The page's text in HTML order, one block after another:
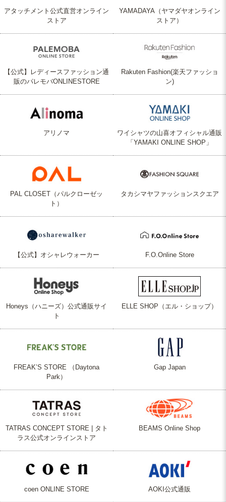
アタッチメント公式直営オンライン
ストア
YAMADAYA（ヤマダヤオンライン
ストア）
【公式】レディースファッション通
販のパレモバONLINESTORE
Rakuten Fashion(楽天ファッショ
ン)
アリノマ
ワイシャツの山喜オフィシャル通販
「YAMAKI ONLINE SHOP」
PAL CLOSET（パルクローゼッ
ト）
タカシマヤファッションスクエア
【公式】オシャレウォーカー F.O.Online Store
Honeys（ハニーズ）公式通販サイ
ト
ELLE SHOP（エル・ショップ）
FREAK’S STORE （Daytona
Park）
Gap Japan
TATRAS CONCEPT STORE | タト
ラス公式オンラインストア
BEAMS Online Shop
coen ONLINE STORE AOKI公式通販